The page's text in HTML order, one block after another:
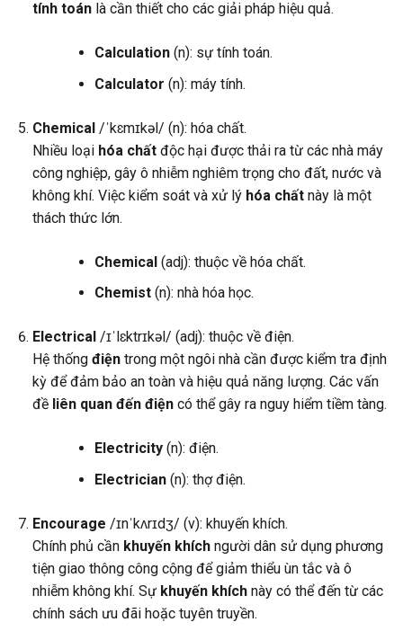
tính toánlà cần thiết cho các giải pháp hiệu quả.
Calculation(n): sự tính toán.
Calculator (n): máy tính.
Chemical/ˈkɛmɪkəl/ (n): hóa chất.
Nhiều loại hóa chấtđộc hại được thải ra từ các nhà máy
công nghiệp, gây ô nhiễm nghiêm trọng cho đất, nước và
không khí. Việc kiểm soát và xử lý hóa chấtnày là một
thách thức lớn.
Chemical(adj): thuộc về hóa chất.
Chemist(n): nhà hóa học.
Electrical /ɪˈlɛktrɪkəl/ (adj): thuộc về điện.
Hệ thống điệntrong một ngôi nhà cần được kiểm tra định
kỳ để đảm bảo an toàn và hiệu quả năng lượng. Các vấn
đề liên quan đến điệncó thể gây ra nguy hiểm tiềm tàng.
Electricity(n): điện.
Electrician(n): thợ điện.
Encourage /ɪnˈkʌrɪdʒ/ (v): khuyến khích.
Chính phủ cần khuyến khíchngười dân sử dụng phương
tiện giao thông công cộng để giảm thiểu ùn tắc và ô
nhiễm không khí. Sự khuyến khíchnày có thể đến từ các
chính sách ưu đãi hoặc tuyên truyền.